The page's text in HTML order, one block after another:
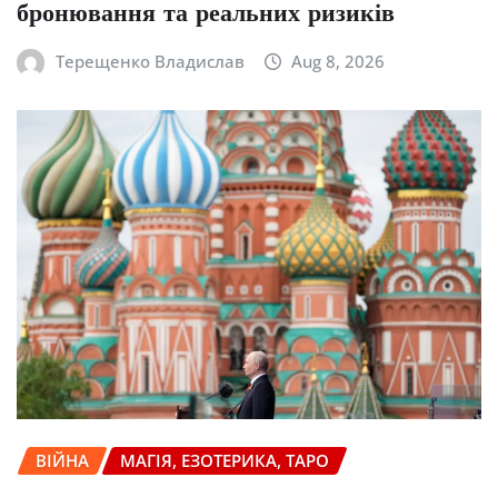
бронювання та реальних ризиків
Терещенко Владислав Aug 8, 2026
ВІЙНА МАГІЯ, ЕЗОТЕРИКА, ТАРО